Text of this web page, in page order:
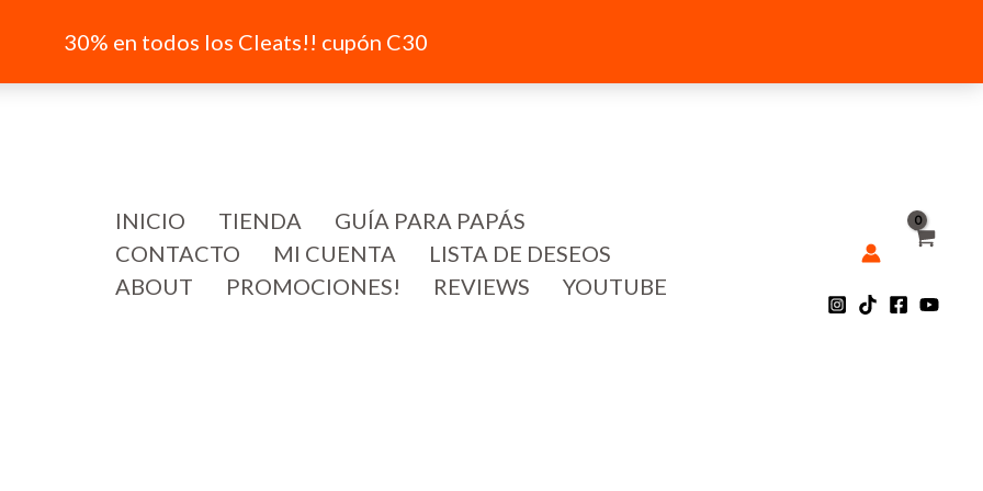
30% en todos los Cleats!! cupón C30
INICIO
TIENDA
GUÍA PARA PAPÁS
CONTACTO
MI CUENTA
LISTA DE DESEOS
ABOUT
PROMOCIONES! REVIEWS YOUTUBE